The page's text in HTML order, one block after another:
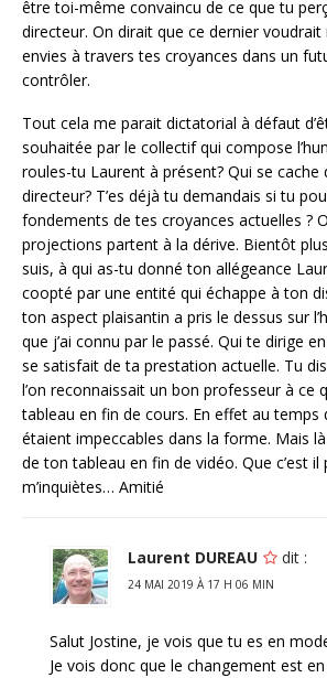
être toi-même convaincu de ce que tu
directeur. On dirait que ce dernier
envies à travers tes croyances dans un
contrôler.
Tout cela me parait dictatorial à défaut
souhaitée par le collectif qui compose
roules-tu Laurent à présent? Qui se
directeur? T’es déjà tu demandais si tu
fondements de tes croyances actuelles ?
projections partent à la dérive. Bientôt
suis, à qui as-tu donné ton allégeance
coopté par une entité qui échappe à ton
ton aspect plaisantin a pris le dessus sur
que j’ai connu par le passé. Qui te dirige
se satisfait de ta prestation actuelle. Tu
l’on reconnaissait un bon professeur à ce
tableau en fin de cours. En effet au temps
étaient impeccables dans la forme. Mais
de ton tableau en fin de vidéo. Que c’est il
m’inquiètes… Amitié
Laurent DUREAU dit :
24 MAI 2019 À 17 H 06 MIN
Salut Jostine, je vois que tu es en
Je vois donc que le changement est